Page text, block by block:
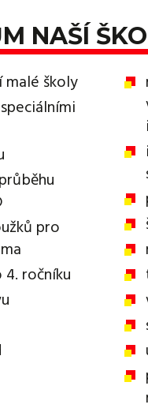
NAŠÍ
školy
pro
ročníku